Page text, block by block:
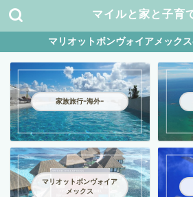
マイルと家と子育
マリオットボンヴォイアメック
家族旅行ｰ海外ｰ
マリオットボンヴォイア
メックス